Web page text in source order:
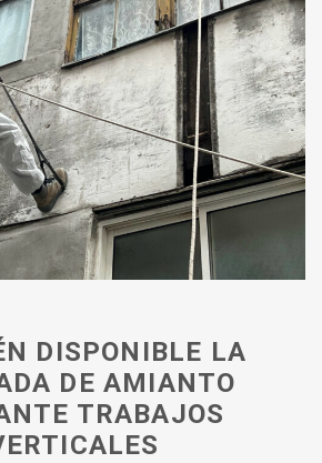
DISPONIBLE LA
DE AMIANTO
TRABAJOS